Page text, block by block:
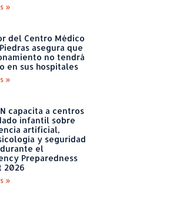
»
del Centro Médico
asegura que
no tendrá
en sus hospitales
»
capacita a centros
infantil sobre
artificial,
y seguridad
el
Preparedness
2026
»